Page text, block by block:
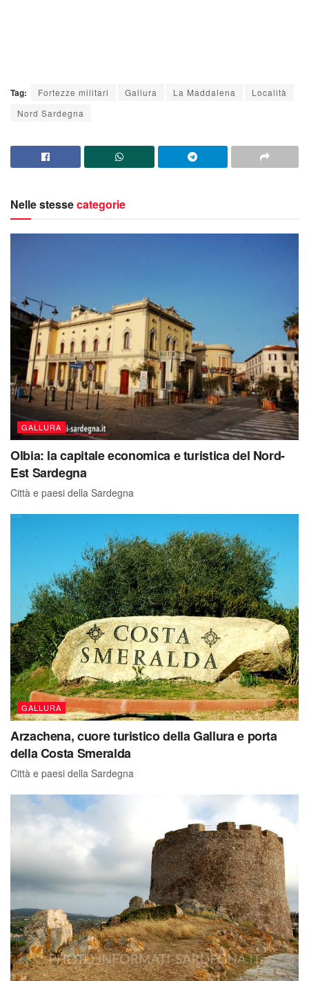
Tag: Fortezze militari Gallura La Maddalena
Località
Nord Sardegna
Nelle stessecategorie
GALLURA
Olbia: la capitale economica e turistica del Nord-
Est Sardegna
Città e paesi della Sardegna
GALLURA
Arzachena, cuore turistico della Gallura e porta
della Costa Smeralda
Città e paesi della Sardegna